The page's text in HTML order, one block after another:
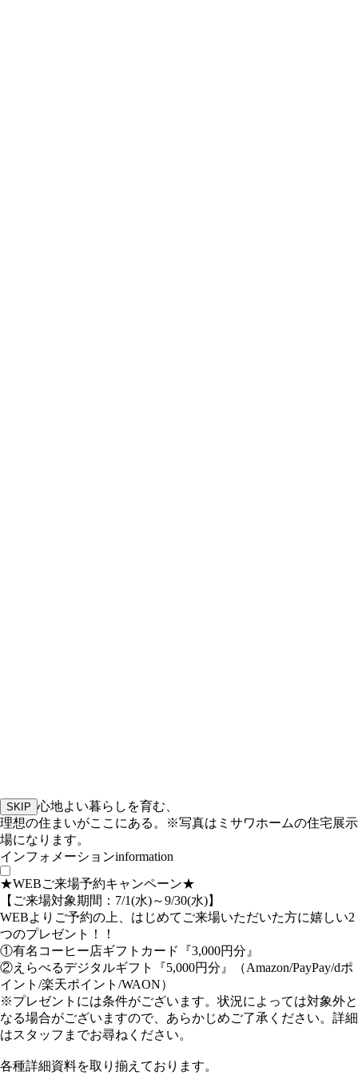
SKIP 心地よい暮らしを育む、
理想の住まいがここにある。
※写真はミサワホームの住宅展示
場になります。
インフォメーションinformation
★WEBご来場予約キャンペーン★
【ご来場対象期間：7/1(水)～9/30(水)】
WEBよりご予約の上、はじめてご来場いただいた方に嬉しい2
つのプレゼント！！
①有名コーヒー店ギフトカード『3,000円分』
②えらべるデジタルギフト『5,000円分』（Amazon/PayPay/dポ
イント/楽天ポイント/WAON）
※プレゼントには条件がございます。状況によっては対象外と
なる場合がございますので、あらかじめご了承ください。詳細
はスタッフまでお尋ねください。
各種詳細資料を取り揃えております。